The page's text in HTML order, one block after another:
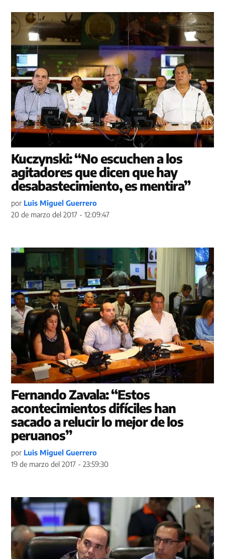
Kuczynski: “No escuchen a los
agitadores que dicen que hay
desabastecimiento, es mentira”
por Luis Miguel Guerrero
20 de marzo del 2017 - 12:09:47
Fernando Zavala: “Estos
acontecimientos difíciles han
sacado a relucir lo mejor de los
peruanos”
por Luis Miguel Guerrero
19 de marzo del 2017 - 23:59:30